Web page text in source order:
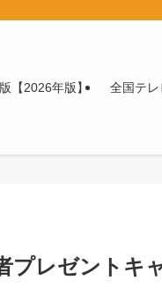
【2026年版】 全国テ
プレゼントキ